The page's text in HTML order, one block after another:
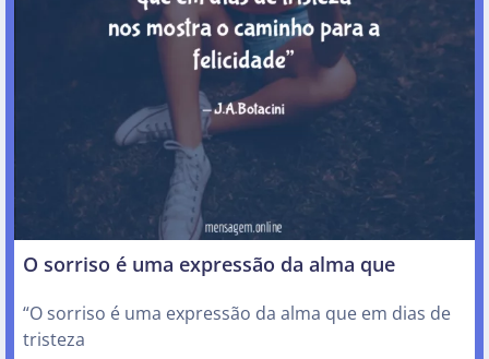
O sorriso é uma expressão da alma que
“O sorriso é uma expressão da alma que em dias de
tristeza